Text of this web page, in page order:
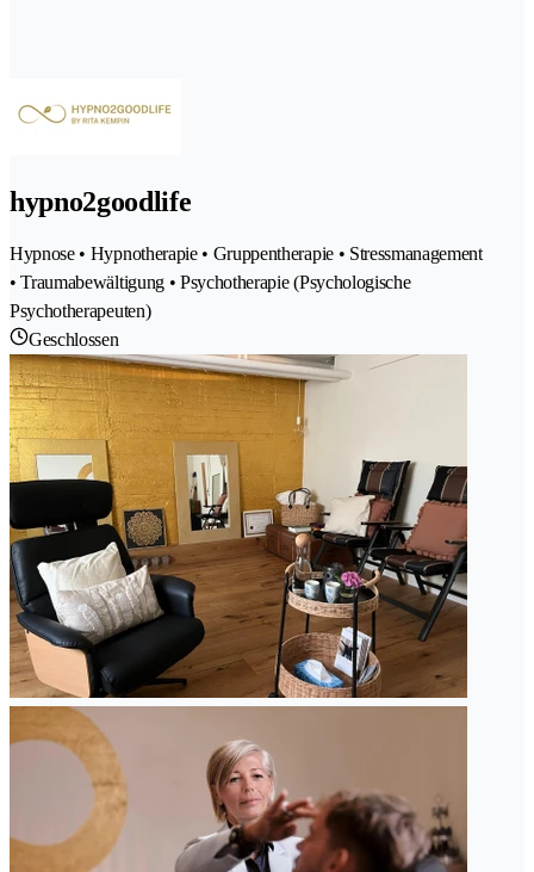
hypno2goodlife
Hypnose • Hypnotherapie • Gruppentherapie • Stressmanagement
• Traumabewältigung • Psychotherapie (Psychologische
Psychotherapeuten)
Geschlossen